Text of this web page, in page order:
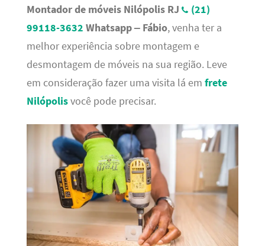
Montador de móveis Nilópolis RJ
(21)
99118-3632 Whatsapp – Fábio, venha ter a
melhor experiência sobre montagem e
desmontagem de móveis na sua região. Leve
em consideração fazer uma visita lá em frete
Nilópolisvocê pode precisar.